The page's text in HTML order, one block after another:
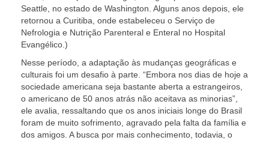
Seattle, no estado de Washington. Alguns anos depois, ele
retornou a Curitiba, onde estabeleceu o Serviço de
Nefrologia e Nutrição Parenteral e Enteral no Hospital
Evangélico.)
Nesse período, a adaptação às mudanças geográficas e
culturais foi um desafio à parte. “Embora nos dias de hoje a
sociedade americana seja bastante aberta a estrangeiros,
o americano de 50 anos atrás não aceitava as minorias”,
ele avalia, ressaltando que os anos iniciais longe do Brasil
foram de muito sofrimento, agravado pela falta da família e
dos amigos. A busca por mais conhecimento, todavia, o